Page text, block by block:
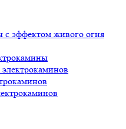
с эффектом живого огня